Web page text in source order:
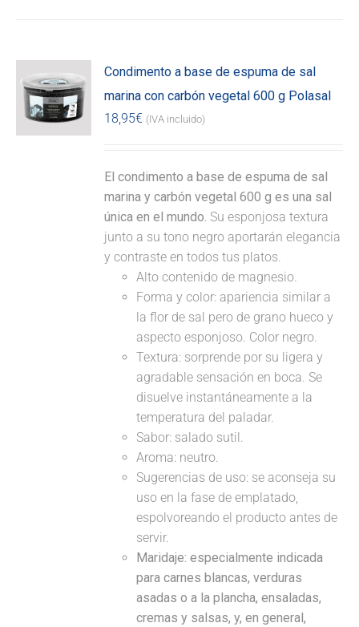
Condimento a base de espuma de sal
marina con carbón vegetal 600 g Polasal
18,95€ (IVA incluido)
El condimento a base de espuma de sal
marina y carbón vegetal 600 g es una sal
única en el mundo. Su esponjosa textura
junto a su tono negro aportarán elegancia
y contraste en todos tus platos.
Alto contenido de magnesio.
Forma y color: apariencia similar a
la flor de sal pero de grano hueco y
aspecto esponjoso. Color negro.
Textura: sorprende por su ligera y
agradable sensación en boca. Se
disuelve instantáneamente a la
temperatura del paladar.
Sabor: salado sutil.
Aroma: neutro.
Sugerencias de uso: se aconseja su
uso en la fase de emplatado,
espolvoreando el producto antes de
servir.
Maridaje: especialmente indicada
para carnes blancas, verduras
asadas o a la plancha, ensaladas,
cremas y salsas, y, en general,